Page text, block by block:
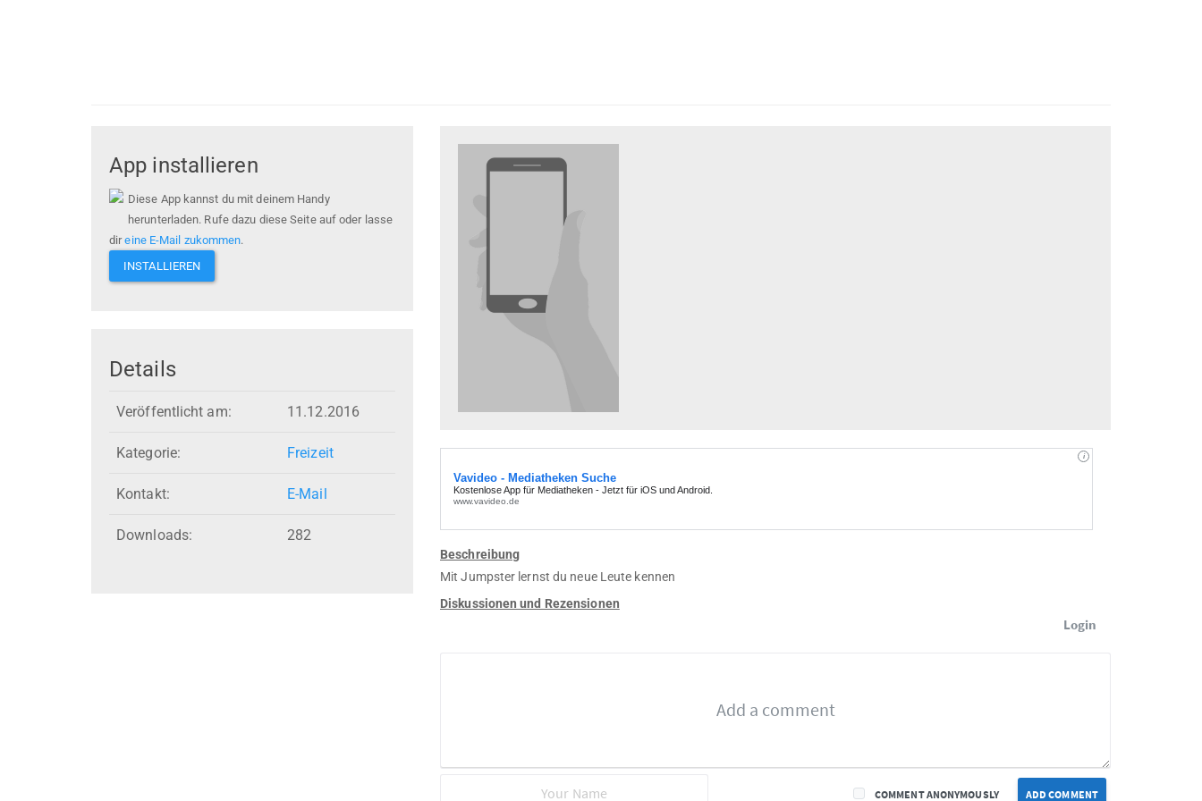
App installieren
Diese App kannst du mit deinem Handy
herunterladen. Rufe dazu diese Seite auf oder lasse
direine E-Mail zukommen.
INSTALLIEREN
Details
Veröffentlicht am: 11.12.2016
Kategorie: Freizeit
Kontakt: E-Mail
Downloads: 282
Beschreibung
Mit Jumpster lernst du neue Leute kennen
Diskussionen und Rezensionen
Login
ADD COMMENT
COMMENT ANONYMOUSLY